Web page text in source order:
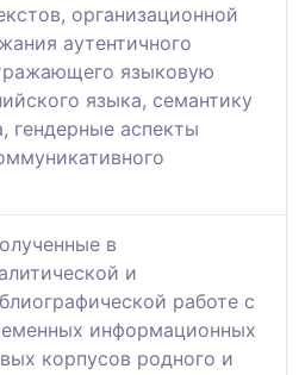
организационной
аутентичного
языковую
языка, семантику
гендерные аспекты
в
и
работе с
информационных
корпусов родного и